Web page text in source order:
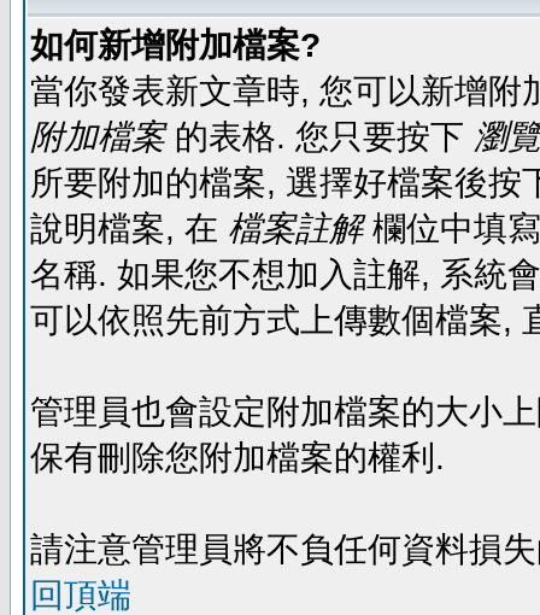
如何新增附加檔案?
當你發表新文章時, 您可以新增
附加檔案的表格. 您只要按下 瀏
所要附加的檔案, 選擇好檔案後
說明檔案, 在 檔案註解欄位中填
名稱. 如果您不想加入註解, 系統
可以依照先前方式上傳數個檔案,
管理員也會設定附加檔案的大小
保有刪除您附加檔案的權利.
請注意管理員將不負任何資料損
回頂端